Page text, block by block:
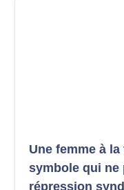
Une femme à
symbole qui ne
répression